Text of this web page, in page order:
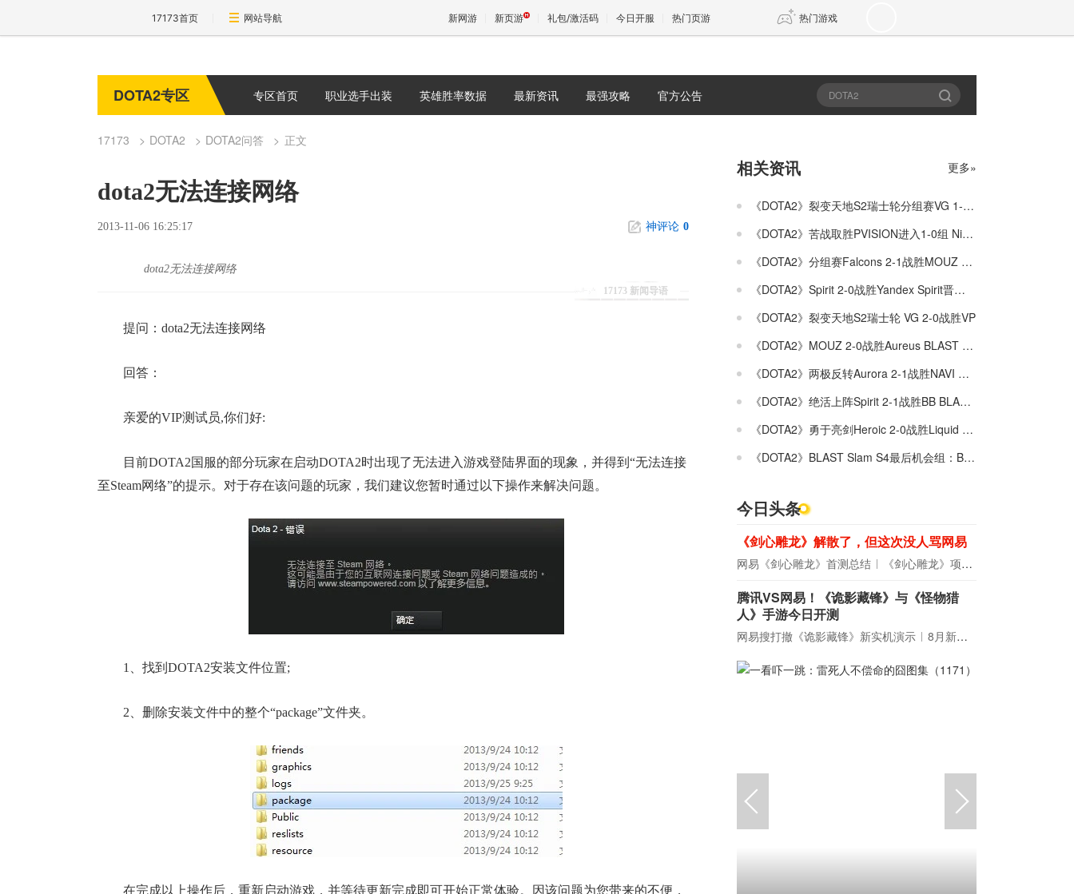
17173首页 网站导航 新网游 新页游 礼包/激活码 今日开服 热门页游 热门游戏
魔兽 传奇4
DOTA2专区 专区首页 职业选手出装 英雄胜率数据 最新资讯 最强攻略 官方公告
17173 DOTA2 DOTA2问答 正文
dota2无法连接网络
2013-11-06 16:25:17 神评论 0
17173 新闻导语
dota2无法连接网络
提问：dota2无法连接网络
回答：
亲爱的VIP测试员,你们好:
目前DOTA2国服的部分玩家在启动DOTA2时出现了无法进入游戏登陆界面的现象，并得到“无法连接
至Steam网络”的提示。对于存在该问题的玩家，我们建议您暂时通过以下操作来解决问题。
1、找到DOTA2安装文件位置;
2、删除安装文件中的整个“package”文件夹。
在完成以上操作后，重新启动游戏，并等待更新完成即可开始正常体验。因该问题为您带来的不便，
相关资讯 更多»
《DOTA2》裂变天地S2瑞士轮分组赛VG 1-2不敌Tundra
《DOTA2》苦战取胜PVISION进入1-0组 Nigma进入0-1组
《DOTA2》分组赛Falcons 2-1战胜MOUZ Falcons战队进入1-0组
《DOTA2》Spirit 2-0战胜Yandex Spirit晋级1-0组
《DOTA2》裂变天地S2瑞士轮 VG 2-0战胜VP
《DOTA2》MOUZ 2-0战胜Aureus BLAST Slam S4入围赛
《DOTA2》两极反转Aurora 2-1战胜NAVI BLAST Slam S4入围赛
《DOTA2》绝活上阵Spirit 2-1战胜BB BLAST Slam S4小组赛晋级赛
《DOTA2》勇于亮剑Heroic 2-0战胜Liquid BLAST Slam S4入围赛
《DOTA2》BLAST Slam S4最后机会组：BB 2-0战胜XctN
今日头条
《剑心雕龙》解散了，但这次没人骂网易
网易《剑心雕龙》首测总结 《剑心雕龙》项目宣布解散
腾讯VS网易！《诡影藏锋》与《怪物猎
人》手游今日开测
网易搜打撤《诡影藏锋》新实机演示 8月新游前瞻：《诡秘之主》领衔